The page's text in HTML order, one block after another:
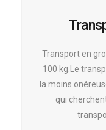
Transport en
100 kg.Le
la moins
qui